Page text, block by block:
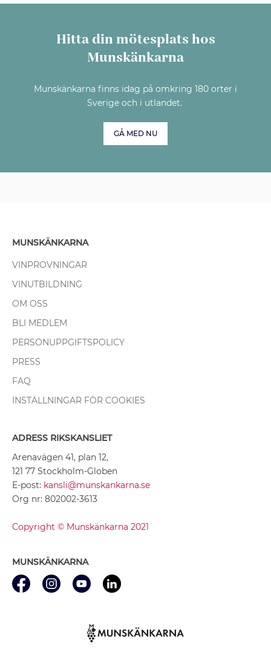
Hitta din mötesplats hos
Munskänkarna
Munskänkarna finns idag på omkring 180 orter i
Sverige och i utlandet.
GÅ MED NU
MUNSKÄNKARNA
VINPROVNINGAR
VINUTBILDNING
OM OSS
BLI MEDLEM
PERSONUPPGIFTSPOLICY
PRESS
FAQ
INSTÄLLNINGAR FÖR COOKIES
ADRESS RIKSKANSLIET
Arenavägen 41, plan 12,
121 77 Stockholm-Globen
E-post: kansli@munskankarna.se
Org nr: 802002-3613
Copyright © Munskänkarna 2021
MUNSKÄNKARNA